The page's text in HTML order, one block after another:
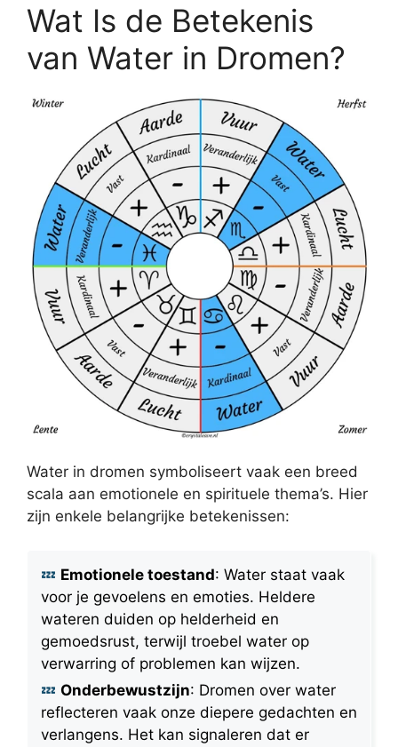
Wat Is de Betekenis
van Water in Dromen?
Water in dromen symboliseert vaak een breed
scala aan emotionele en spirituele thema’s. Hier
zijn enkele belangrijke betekenissen:
Emotionele toestand: Water staat vaak
voor je gevoelens en emoties. Heldere
wateren duiden op helderheid en
gemoedsrust, terwijl troebel water op
verwarring of problemen kan wijzen.
Onderbewustzijn: Dromen over water
reflecteren vaak onze diepere gedachten en
verlangens. Het kan signaleren dat er